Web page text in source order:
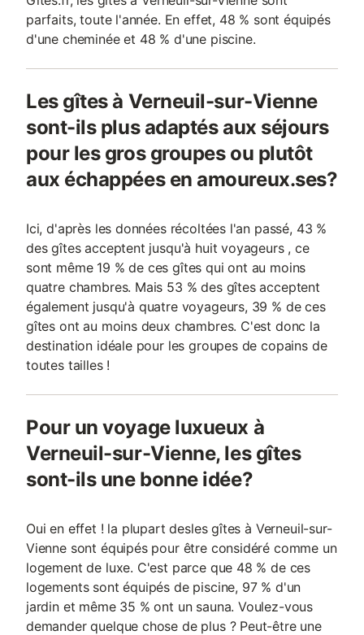
parfaits, toute l'année. En effet, 48 % sont équipés
d'une cheminée et 48 % d'une piscine.
Les gîtes à Verneuil-sur-Vienne
sont-ils plus adaptés aux séjours
pour les gros groupes ou plutôt
aux échappées en amoureux.ses?
Ici, d'après les données récoltées l'an passé, 43 %
des gîtes acceptent jusqu'à huit voyageurs , ce
sont même 19 % de ces gîtes qui ont au moins
quatre chambres. Mais 53 % des gîtes acceptent
également jusqu'à quatre voyageurs, 39 % de ces
gîtes ont au moins deux chambres. C'est donc la
destination idéale pour les groupes de copains de
toutes tailles !
Pour un voyage luxueux à
Verneuil-sur-Vienne, les gîtes
sont-ils une bonne idée?
Oui en effet ! la plupart desles gîtes à Verneuil-sur-
Vienne sont équipés pour être considéré comme un
logement de luxe. C'est parce que 48 % de ces
logements sont équipés de piscine, 97 % d'un
jardin et même 35 % ont un sauna. Voulez-vous
demander quelque chose de plus ? Peut-être une